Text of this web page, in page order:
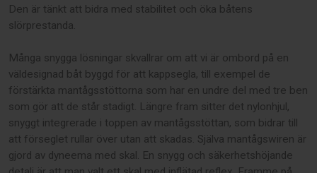
Den är tänkt att bidra med stabilitet och öka båtens
slörprestanda.
Många snygga lösningar skvallrar om att vi är ombord på en
väldesignad båt byggd för att kappsegla, till exempel de
förstärkta mantågsstöttorna som har en undre del med tre ben
som gör att de står stadigt. Längre fram sitter det nylonhjul,
snyggt integrerade i toppen av mantågsstöttan, som bidrar till
att förseglet rullar över utan att skadas. Själva mantågswiren är
gjord av dyneema med skal. En snygg och säkerhetshöjande